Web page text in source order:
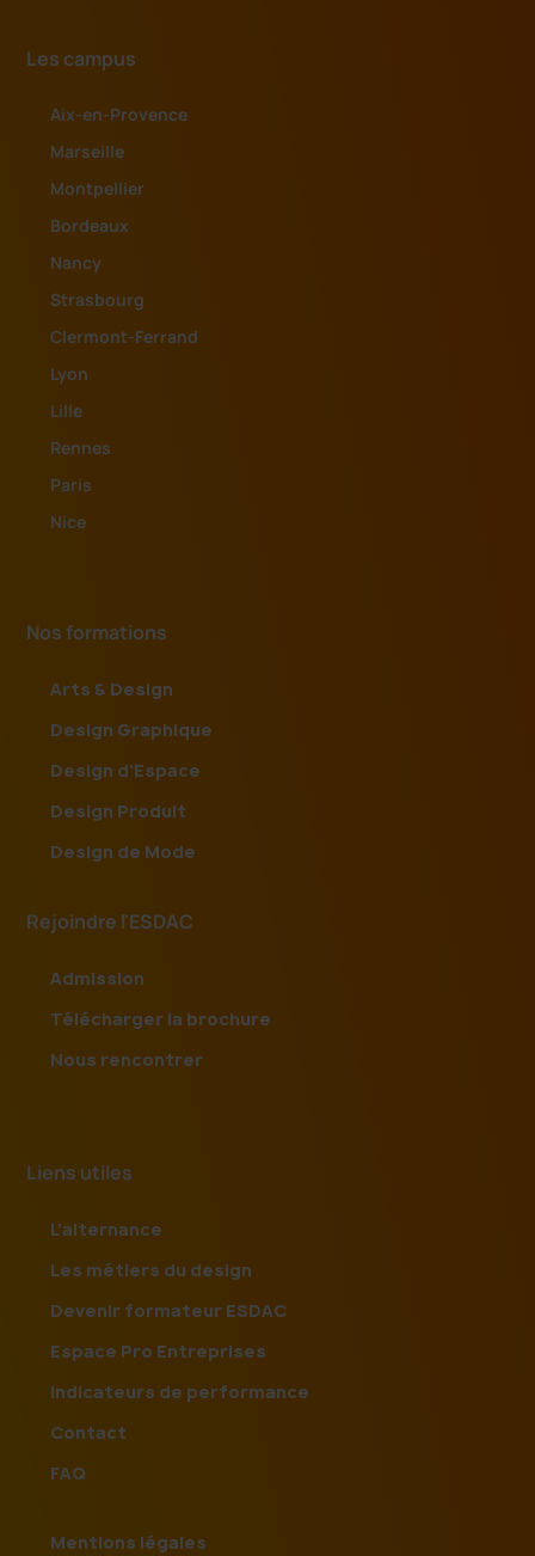
Les campus
Aix-en-Provence
Marseille
Montpellier
Bordeaux
Nancy
Strasbourg
Clermont-Ferrand
Lyon
Lille
Rennes
Paris
Nice
Nos formations
Arts & Design
Design Graphique
Design d'Espace
Design Produit
Design de Mode
Rejoindre l'ESDAC
Admission
Télécharger la brochure
Nous rencontrer
Liens utiles
L'alternance
Les métiers du design
Devenir formateur ESDAC
Espace Pro Entreprises
Indicateurs de performance
Contact
FAQ
Mentions légales